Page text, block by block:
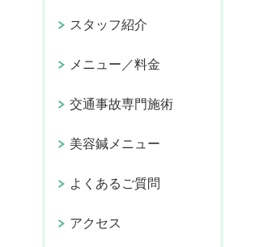
スタッフ紹介
メニュー／料金
交通事故専門施術
美容鍼メニュー
よくあるご質問
アクセス